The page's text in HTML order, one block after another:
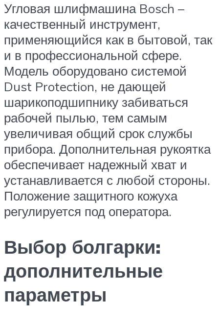
Угловая шлифмашина Bosch –
качественный инструмент,
применяющийся как в бытовой, так
и в профессиональной сфере.
Модель оборудовано системой
Dust Protection, не дающей
шарикоподшипнику забиваться
рабочей пылью, тем самым
увеличивая общий срок службы
прибора. Дополнительная рукоятка
обеспечивает надежный хват и
устанавливается с любой стороны.
Положение защитного кожуха
регулируется под оператора.
Выбор болгарки:
дополнительные
параметры